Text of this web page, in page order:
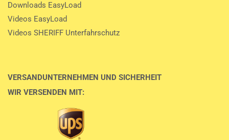
Downloads EasyLoad
Videos EasyLoad
Videos SHERIFF Unterfahrschutz
VERSANDUNTERNEHMEN UND SICHERHEIT
WIR VERSENDEN MIT: